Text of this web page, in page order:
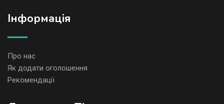
Iнформація
Про нас
Як додати оголошення
Рекомендації